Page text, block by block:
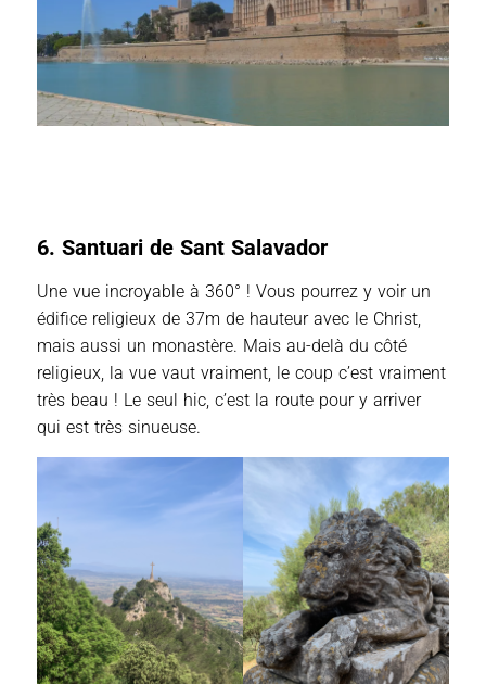
6. Santuari de Sant Salavador
Une vue incroyable à 360° ! Vous pourrez y voir un
édifice religieux de 37m de hauteur avec le Christ,
mais aussi un monastère. Mais au-delà du côté
religieux, la vue vaut vraiment, le coup c’est vraiment
très beau ! Le seul hic, c’est la route pour y arriver
qui est très sinueuse.